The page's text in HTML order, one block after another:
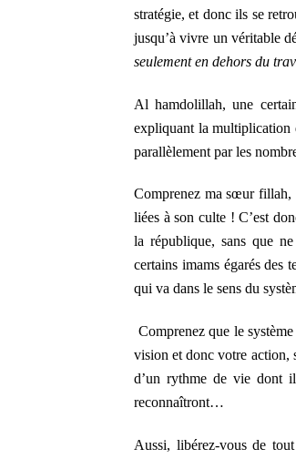
stratégie, et donc ils se
jusqu’à vivre un véritable
seulement en dehors du
Al hamdolillah, une
expliquant la multiplication
parallèlement par les
Comprenez ma sœur fillah,
liées à son culte ! C’est
la république, sans que
certains imams égarés des
qui va dans le sens du
Comprenez que le
vision et donc votre action,
d’un rythme de vie dont
reconnaîtront…
Aussi, libérez-vous de